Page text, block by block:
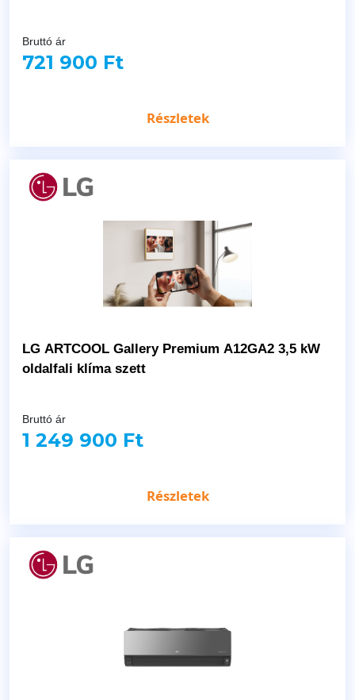
Bruttó ár
721 900 Ft
Részletek
LG ARTCOOL Gallery Premium A12GA2 3,5 kW
oldalfali klíma szett
Bruttó ár
1 249 900 Ft
Részletek